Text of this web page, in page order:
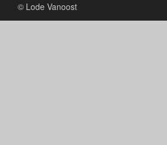
© Lode Vanoost